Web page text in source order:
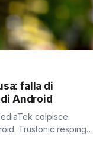
falla di
Android
colpisce
Trustonic respinge